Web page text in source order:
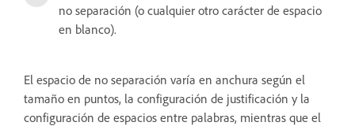
no separación (o cualquier otro carácter de espacio
en blanco).
El espacio de no separación varía en anchura según el
tamaño en puntos, la configuración de justificación y la
configuración de espacios entre palabras, mientras que el